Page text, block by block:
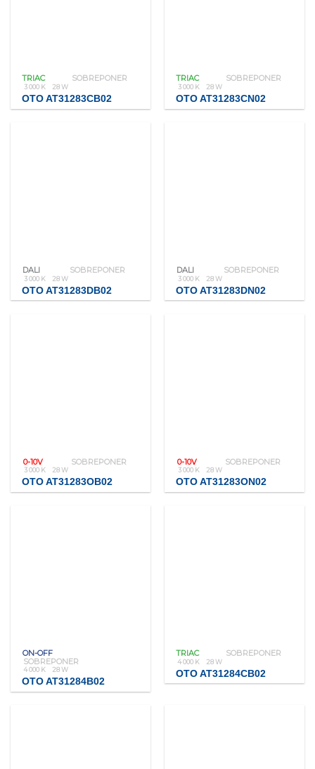
TRIAC SOBREPONER
3 000 K 28 W
OTO AT31283CB02
TRIAC SOBREPONER
3 000 K 28 W
OTO AT31283CN02
DALI SOBREPONER
3 000 K 28 W
OTO AT31283DB02
DALI SOBREPONER
3 000 K 28 W
OTO AT31283DN02
0-10V SOBREPONER
3 000 K 28 W
OTO AT31283OB02
0-10V SOBREPONER
3 000 K 28 W
OTO AT31283ON02
ON-OFF
SOBREPONER
4 000 K 28 W
OTO AT31284B02
TRIAC SOBREPONER
4 000 K 28 W
OTO AT31284CB02